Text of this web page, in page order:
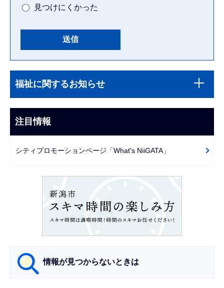
見つけにくかった
文
こ
ま
で
サ
ブ
ビ
ー
福祉に関するお知らせ
注目情報
シティプロモーションページ「What's NiiGATA」
情報が見つからないときは